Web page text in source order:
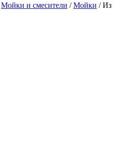
Мойки и смесители /Мойки /Из